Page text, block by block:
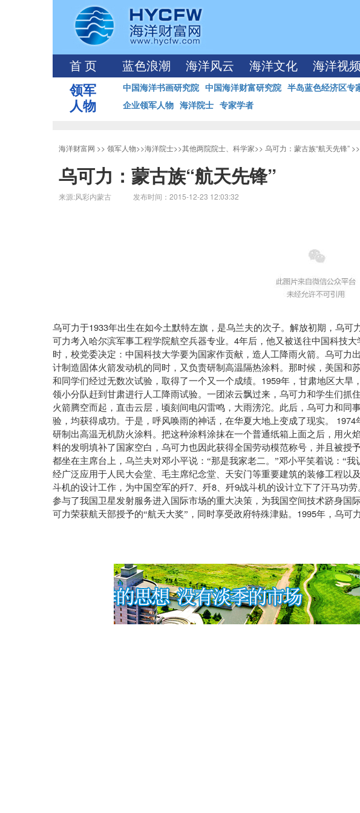
首 页 蓝色浪潮 海洋风云 海洋文化 海洋视频
领军
人物
中国海洋书画研究院 中国海洋财富研究院 半岛蓝色经济区专
企业领军人物 海洋院士 专家学者
海洋财富网 >> 领军人物>>海洋院士>>其他两院院士、科学家>> 乌可力：蒙古族“航天先锋”
乌可力：蒙古族“航天先锋”
来源:风彩内蒙古 发布时间：2015-12-23 12:03:32
乌可力于1933年出生在如今土默特左旗，是乌兰夫的次子。解放初期，乌可
可力考入哈尔滨军事工程学院航空兵器专业。 4年后，他又被送往中国科技
时，校党委决定：中国科技大学要为国家作贡献，造人工降雨火箭。乌可力
计制造固体火箭发动机的同时，又负责研制高温隔热涂料。那时候，美国和
和同学们经过无数次试验，取得了一个又一个成绩。 1959年，甘肃地区大旱
领小分队赶到甘肃进行人工降雨试验。一团浓云飘过来，乌可力和学生们抓
火箭腾空而起，直击云层，顷刻间电闪雷鸣，大雨滂沱。此后，乌可力和同
验，均获得成功。于是，呼风唤雨的神话，在华夏大地上变成了现实。
1974
研制出高温无机防火涂料。把这种涂料涂抹在一个普通纸箱上面之后，用火
料的发明填补了国家空白，乌可力也因此获得全国劳动模范称号，并且被授
都坐在主席台上，乌兰夫对邓小平说：“那是我家老二。”邓小平笑着说：“
经广泛应用于人民大会堂、毛主席纪念堂、天安门等重要建筑的装修工程以
斗机的设计工作，为中国空军的歼7 、歼8 、歼9战斗机的设计立下了汗马功劳
参与了我国卫星发射服务进入国际市场的重大决策，为我国空间技术跻身国
可力荣获航天部授予的“航天大奖”，同时享受政府特殊津贴。 1995年，乌可